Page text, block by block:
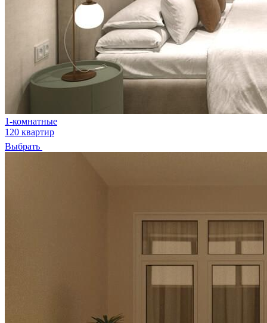
1-комнатные
120 квартир
Выбрать